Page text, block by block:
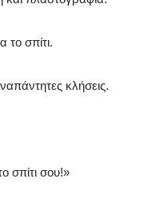
σπίτι.
κλήσεις.
σπίτι σου!»